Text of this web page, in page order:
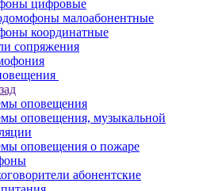
цифровые
малоабонентные
координатные
сопряжения
оповещения
оповещения, музыкальной
оповещения о пожаре
абонентские